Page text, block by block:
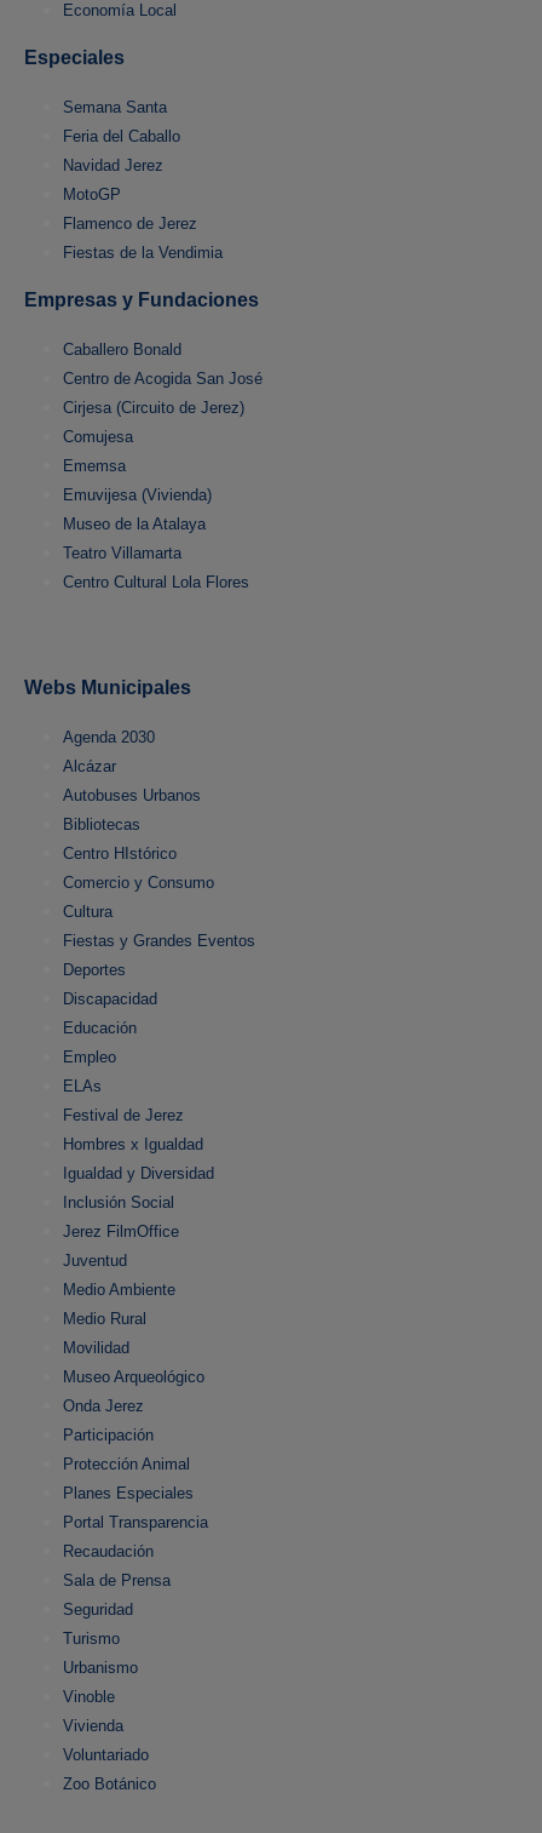
Economía Local
Especiales
Semana Santa
Feria del Caballo
Navidad Jerez
MotoGP
Flamenco de Jerez
Fiestas de la Vendimia
Empresas y Fundaciones
Caballero Bonald
Centro de Acogida San José
Cirjesa (Circuito de Jerez)
Comujesa
Ememsa
Emuvijesa (Vivienda)
Museo de la Atalaya
Teatro Villamarta
Centro Cultural Lola Flores
Webs Municipales
Agenda 2030
Alcázar
Autobuses Urbanos
Bibliotecas
Centro HIstórico
Comercio y Consumo
Cultura
Fiestas y Grandes Eventos
Deportes
Discapacidad
Educación
Empleo
ELAs
Festival de Jerez
Hombres x Igualdad
Igualdad y Diversidad
Inclusión Social
Jerez FilmOffice
Juventud
Medio Ambiente
Medio Rural
Movilidad
Museo Arqueológico
Onda Jerez
Participación
Protección Animal
Planes Especiales
Portal Transparencia
Recaudación
Sala de Prensa
Seguridad
Turismo
Urbanismo
Vinoble
Vivienda
Voluntariado
Zoo Botánico